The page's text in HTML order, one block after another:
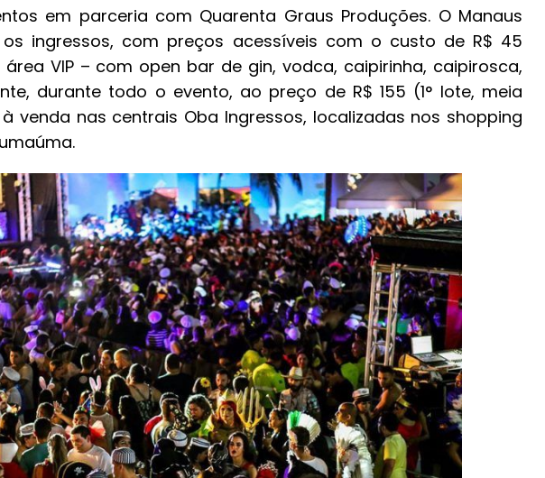
em parceria com Quarenta Graus Produções. O Manaus
os ingressos, com preços acessíveis com o custo de R$ 45
VIP – com open bar de gin, vodca, caipirinha, caipirosca,
durante todo o evento, ao preço de R$ 155 (1° lote, meia
venda nas centrais Oba Ingressos, localizadas nos shopping